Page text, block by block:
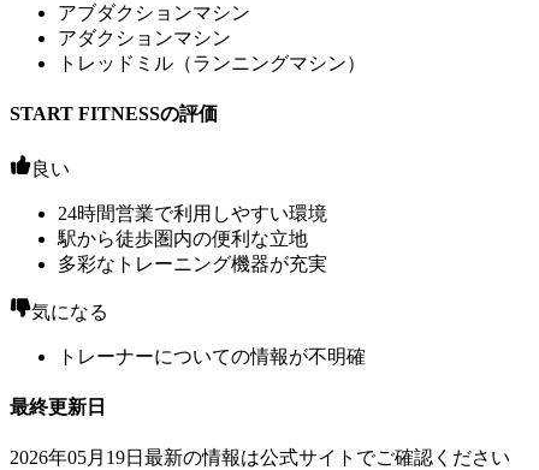
アブダクションマシン
アダクションマシン
トレッドミル（ランニングマシン）
START FITNESSの評価
良い
24時間営業で利用しやすい環境
駅から徒歩圏内の便利な立地
多彩なトレーニング機器が充実
気になる
トレーナーについての情報が不明確
最終更新日
2026年05月19日 最新の情報は公式サイトでご確認ください